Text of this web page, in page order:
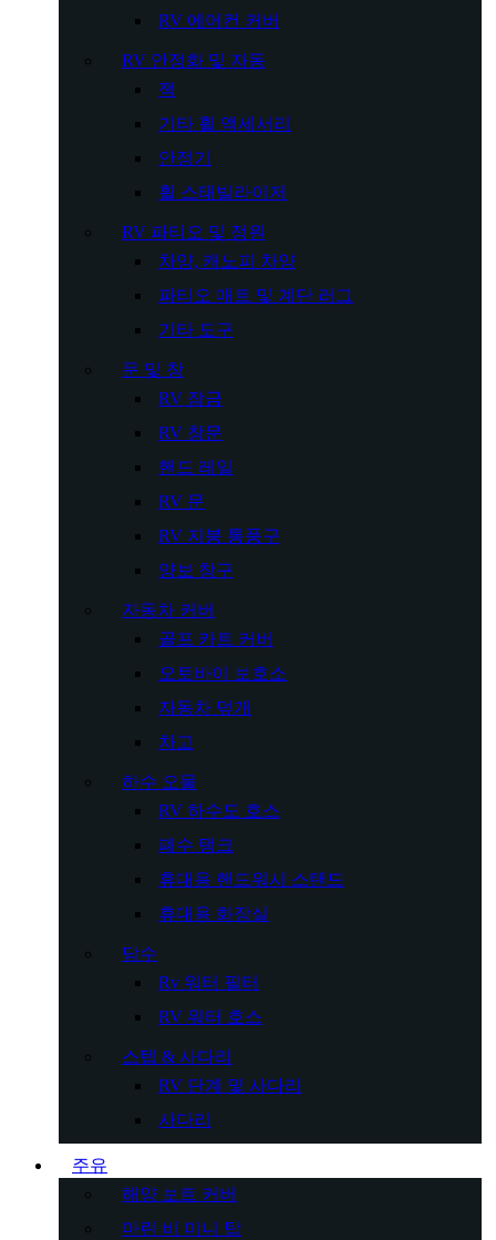
RV 에어컨 커버
RV 안정화 및 자동
잭
기타 휠 액세서리
안정기
휠 스태빌라이저
RV 파티오 및 정원
차양, 캐노피 차양
파티오 매트 및 계단 러그
기타 도구
문 및 창
RV 잠금
RV 창문
핸드 레일
RV 문
RV 지붕 통풍구
양보 창구
자동차 커버
골프 카트 커버
오토바이 보호소
자동차 덮개
차고
하수 오물
RV 하수도 호스
폐수 탱크
휴대용 핸드워시 스탠드
휴대용 화장실
담수
Rv 워터 필터
RV 워터 호스
스텝 & 사다리
RV 단계 및 사다리
사다리
주유
해양 보트 커버
마린 비 미니 탑